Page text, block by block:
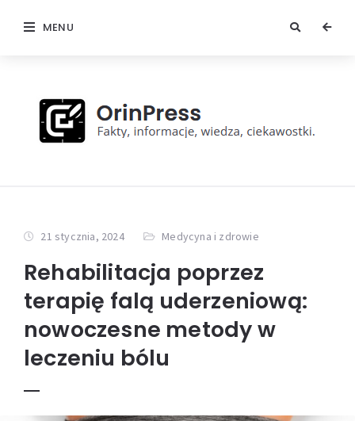
MENU
21 stycznia, 2024 Medycyna i zdrowie
Rehabilitacja poprzez
terapię falą uderzeniową:
nowoczesne metody w
leczeniu bólu